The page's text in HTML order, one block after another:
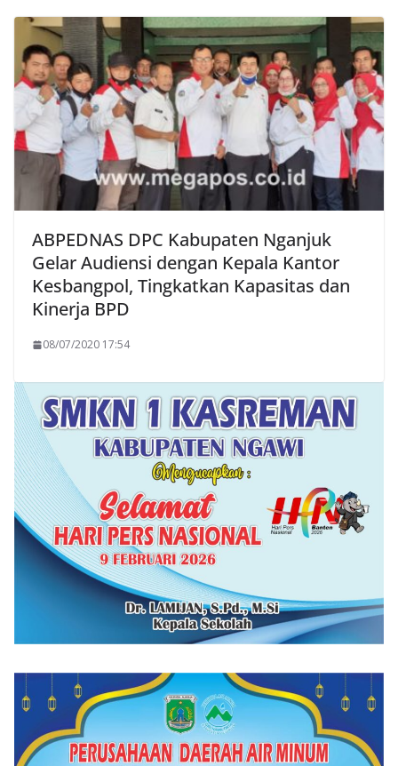
ABPEDNAS DPC Kabupaten Nganjuk
Gelar Audiensi dengan Kepala Kantor
Kesbangpol, Tingkatkan Kapasitas dan
Kinerja BPD
08/07/2020 17:54